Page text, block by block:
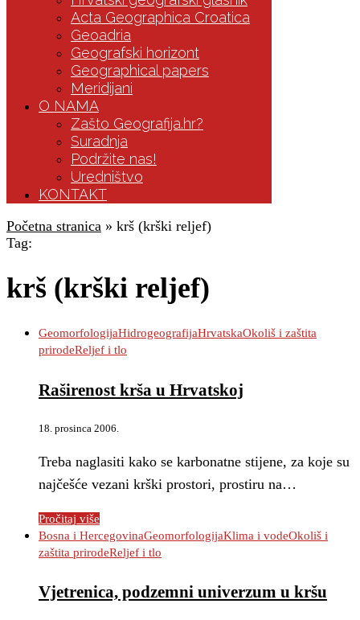
Acta Geographica Croatica
Geoadria
Geografski horizont
Geographical papers
Meridijani
O NAMA
Zašto Geografija.hr?
Suradnja
Podržite nas!
Uredništvo
KONTAKT
Početna stranica » krš (krški reljef)
Tag:
krš (krški reljef)
GeomorfologijaHidrogeografijaHrvatskaOkoliš i zaštita
prirodeReljef i tlo
Raširenost krša u Hrvatskoj
18. prosinca 2006.
Treba naglasiti kako se karbonatne stijene, za koje su
najčešće vezani krški prostori, prostiru na…
Pročitaj više
Bosna i HercegovinaGeomorfologijaKlima i vodeOkoliš i
zaštita prirodeReljef i tlo
Vjetrenica, podzemni univerzum u kršu